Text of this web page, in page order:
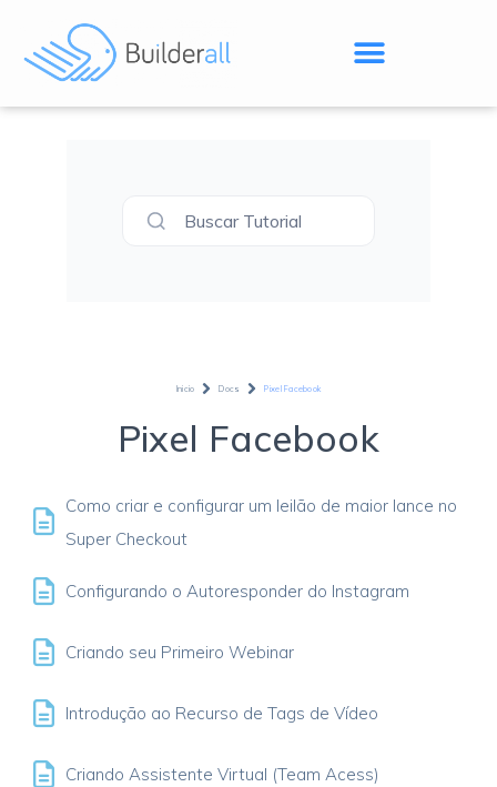
Buscar Tutorial
Inicio Docs Pixel Facebook
Pixel Facebook
Como criar e configurar um leilão de maior lance no
Super Checkout
Configurando o Autoresponder do Instagram
Criando seu Primeiro Webinar
Introdução ao Recurso de Tags de Vídeo
Criando Assistente Virtual (Team Acess)